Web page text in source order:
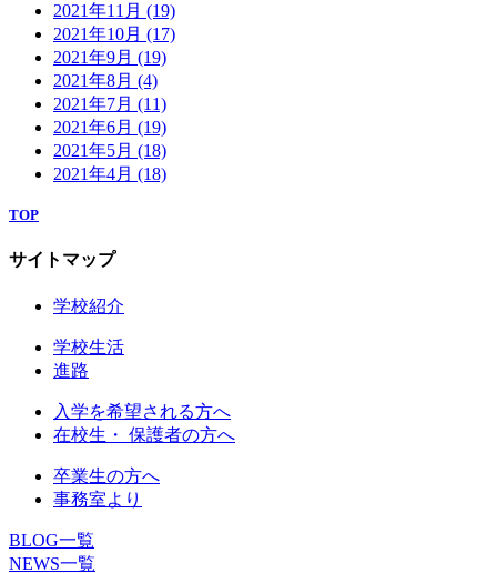
2021年11月 (19)
2021年10月 (17)
2021年9月 (19)
2021年8月 (4)
2021年7月 (11)
2021年6月 (19)
2021年5月 (18)
2021年4月 (18)
TOP
サイトマップ
学校紹介
学校生活
進路
入学を希望される方へ
在校生・ 保護者の方へ
卒業生の方へ
事務室より
BLOG一覧
NEWS一覧